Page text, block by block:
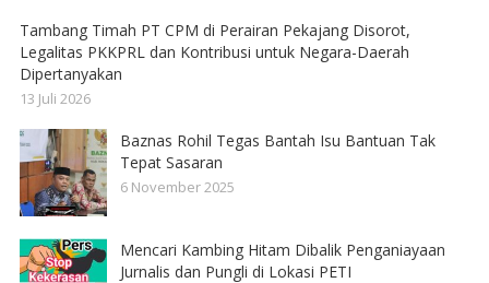
Tambang Timah PT CPM di Perairan Pekajang Disorot,
Legalitas PKKPRL dan Kontribusi untuk Negara-Daerah
Dipertanyakan
13 Juli 2026
Baznas Rohil Tegas Bantah Isu Bantuan Tak
Tepat Sasaran
6 November 2025
Mencari Kambing Hitam Dibalik Penganiayaan
Jurnalis dan Pungli di Lokasi PETI